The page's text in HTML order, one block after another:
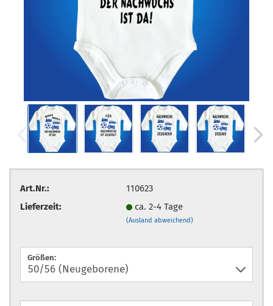
Art.Nr.:
110623
Lieferzeit:
ca. 2-4 Tage
(Ausland abweichend)
Größen: